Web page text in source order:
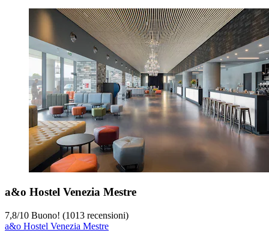
a&o Hostel Venezia Mestre
7,8/10 Buono! (1013 recensioni)
a&o Hostel Venezia Mestre